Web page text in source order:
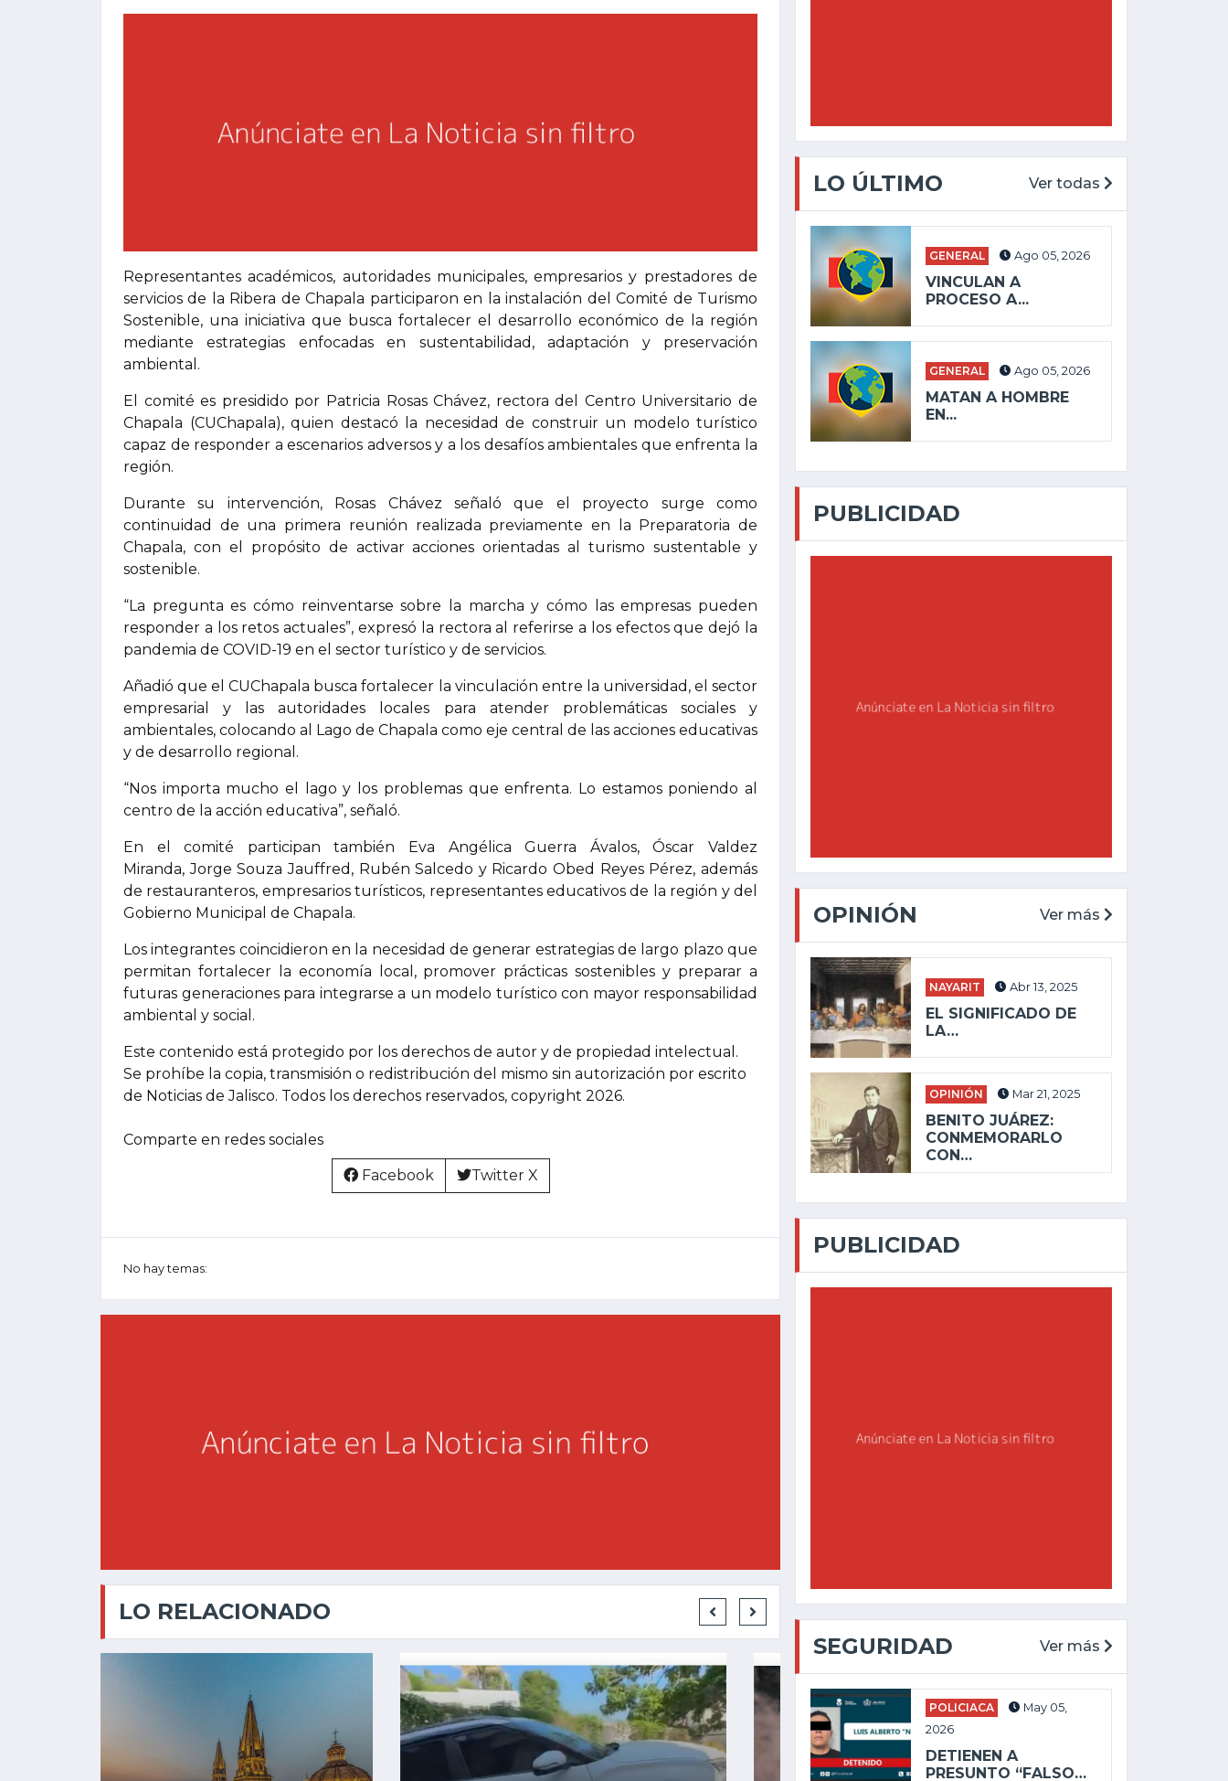
Representantes académicos, autoridades municipales, empresarios y prestadores de
servicios de la Ribera de Chapala participaron en la instalación del Comité de Turismo
Sostenible, una iniciativa que busca fortalecer el desarrollo económico de la región
mediante estrategias enfocadas en sustentabilidad, adaptación y preservación
ambiental.
El comité es presidido por Patricia Rosas Chávez, rectora del Centro Universitario de
Chapala (CUChapala), quien destacó la necesidad de construir un modelo turístico
capaz de responder a escenarios adversos y a los desafíos ambientales que enfrenta la
región.
Durante su intervención, Rosas Chávez señaló que el proyecto surge como
continuidad de una primera reunión realizada previamente en la Preparatoria de
Chapala, con el propósito de activar acciones orientadas al turismo sustentable y
sostenible.
“La pregunta es cómo reinventarse sobre la marcha y cómo las empresas pueden
responder a los retos actuales”, expresó la rectora al referirse a los efectos que dejó la
pandemia de COVID-19 en el sector turístico y de servicios.
Añadió que el CUChapala busca fortalecer la vinculación entre la universidad, el sector
empresarial y las autoridades locales para atender problemáticas sociales y
ambientales, colocando al Lago de Chapala como eje central de las acciones educativas
y de desarrollo regional.
“Nos importa mucho el lago y los problemas que enfrenta. Lo estamos poniendo al
centro de la acción educativa”, señaló.
En el comité participan también Eva Angélica Guerra Ávalos, Óscar Valdez
Miranda, Jorge Souza Jauffred, Rubén Salcedo y Ricardo Obed Reyes Pérez, además
de restauranteros, empresarios turísticos, representantes educativos de la región y del
Gobierno Municipal de Chapala.
Los integrantes coincidieron en la necesidad de generar estrategias de largo plazo que
permitan fortalecer la economía local, promover prácticas sostenibles y preparar a
futuras generaciones para integrarse a un modelo turístico con mayor responsabilidad
ambiental y social.
Este contenido está protegido por los derechos de autor y de propiedad intelectual.
Se prohíbe la copia, transmisión o redistribución del mismo sin autorización por escrito
de Noticias de Jalisco. Todos los derechos reservados, copyright 2026.
Comparte en redes sociales
Facebook Twitter X
No hay temas:
LO RELACIONADO
LO ÚLTIMO Ver todas
GENERAL Ago 05, 2026
VINCULAN A
PROCESO A...
GENERAL Ago 05, 2026
MATAN A HOMBRE
EN...
PUBLICIDAD
OPINIÓN Ver más
NAYARIT Abr 13, 2025
EL SIGNIFICADO DE
LA…
OPINIÓN Mar 21, 2025
BENITO JUÁREZ:
CONMEMORARLO
CON…
PUBLICIDAD
SEGURIDAD Ver más
POLICIACA
May 05,
2026
DETIENEN A
PRESUNTO “FALSO…